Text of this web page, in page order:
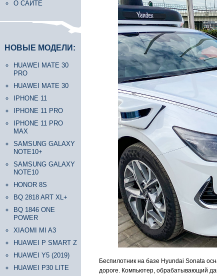
О САЙТЕ
НОВЫЕ МОДЕЛИ:
HUAWEI MATE 30
PRO
HUAWEI MATE 30
IPHONE 11
IPHONE 11 PRO
IPHONE 11 PRO
MAX
SAMSUNG GALAXY
NOTE10+
SAMSUNG GALAXY
NOTE10
HONOR 8S
BQ 2818 ART XL+
BQ 1846 ONE
POWER
XIAOMI MI A3
HUAWEI P SMART Z
HUAWEI Y5 (2019)
HUAWEI P30 LITE
Беспилотник на базе Hyundai Sonata
дороге. Компьютер, обрабатывающий